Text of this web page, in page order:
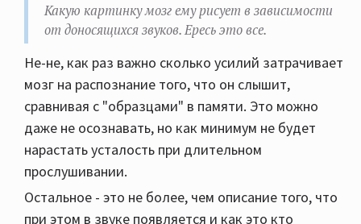
Какую картинку мозг ему рисует в зависимости
от доносящихся звуков. Ересь это все.
Не-не, как раз важно сколько усилий затрачивает
мозг на распознание того, что он слышит,
сравнивая с "образцами" в памяти. Это можно
даже не осознавать, но как минимум не будет
нарастать усталость при длительном
прослушивании.
Остальное - это не более, чем описание того, что
при этом в звуке появляется и как это кто